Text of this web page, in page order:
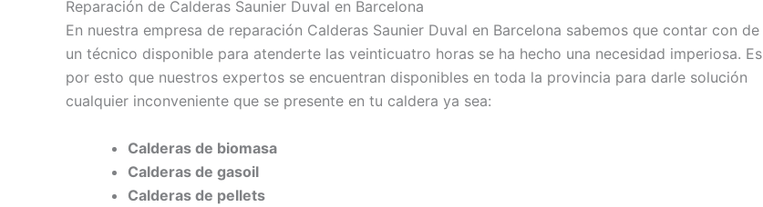
Reparación de Calderas Saunier Duval en Barcelona
En nuestra empresa de reparación Calderas Saunier Duval en Barcelona sabemos que contar con de
un técnico disponible para atenderte las veinticuatro horas se ha hecho una necesidad imperiosa. Es
por esto que nuestros expertos se encuentran disponibles en toda la provincia para darle solución
cualquier inconveniente que se presente en tu caldera ya sea:
Calderas de biomasa
Calderas de gasoil
Calderas de pellets